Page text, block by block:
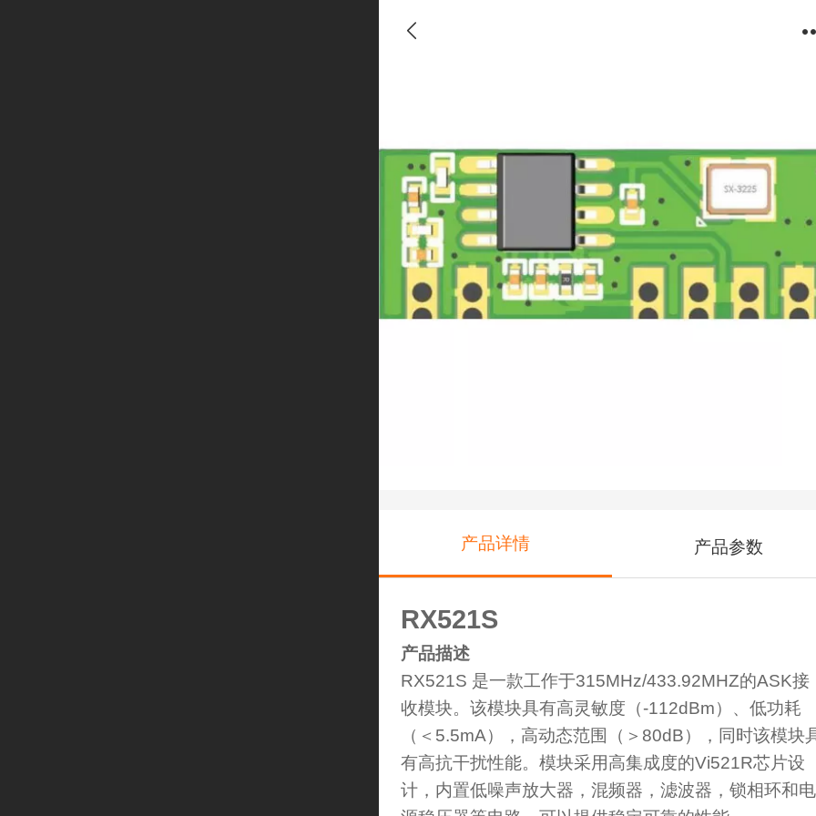
产品详情 产品参数
RX521S
产品描述
RX521S 是一款工作于315MHz/433.92MHZ的ASK接
收模块。该模块具有高灵敏度（-112dBm）、低功耗
（＜5.5mA），高动态范围（＞80dB），同时该模块
有高抗干扰性能。模块采用高集成度的Vi521R芯片设
计，内置低噪声放大器，混频器，滤波器，锁相环和电